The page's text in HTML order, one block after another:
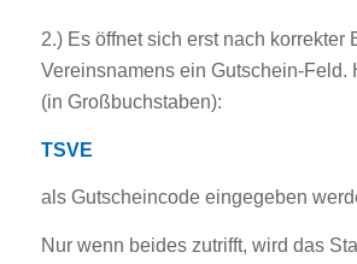
2.) Es öffnet sich erst nach korrekter
Vereinsnamens ein Gutschein-Feld.
(in Großbuchstaben):
TSVE
als Gutscheincode eingegeben
Nur wenn beides zutrifft, wird das